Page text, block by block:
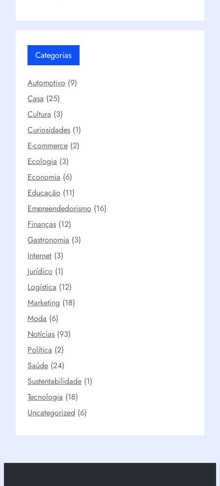
Categorias
Automotivo (9)
Casa (25)
Cultura (3)
Curiosidades (1)
E-commerce (2)
Ecologia (3)
Economia (6)
Educação (11)
Empreendedorismo (16)
Finanças (12)
Gastronomia (3)
Internet (3)
Jurídico (1)
Logística (12)
Marketing (18)
Moda (6)
Notícias (93)
Política (2)
Saúde (24)
Sustentabilidade (1)
Tecnologia (18)
Uncategorized (6)